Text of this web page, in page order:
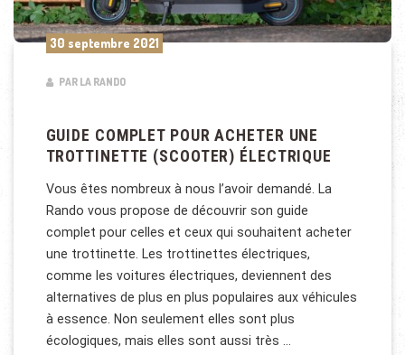
30 septembre 2021
PAR LA RANDO
GUIDE COMPLET POUR ACHETER UNE
TROTTINETTE (SCOOTER) ÉLECTRIQUE
Vous êtes nombreux à nous l’avoir demandé. La
Rando vous propose de découvrir son guide
complet pour celles et ceux qui souhaitent acheter
une trottinette. Les trottinettes électriques,
comme les voitures électriques, deviennent des
alternatives de plus en plus populaires aux véhicules
à essence. Non seulement elles sont plus
écologiques, mais elles sont aussi très …